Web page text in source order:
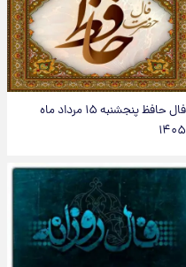
فال حافظ پنجشنبه ۱۵ مرداد ماه
۱۴۰۵